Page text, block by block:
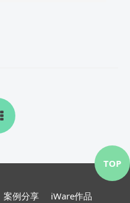
案例分享
iWare作品
TOP